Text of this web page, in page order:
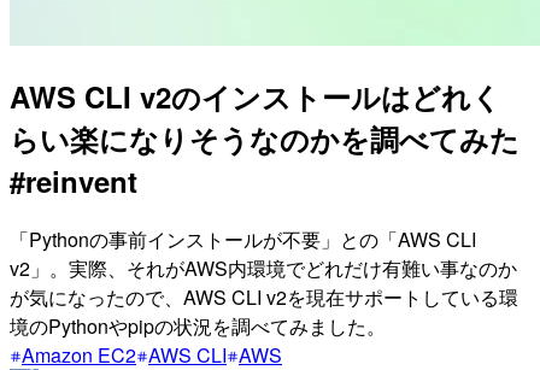
AWS CLI v2のインストールはどれく
らい楽になりそうなのかを調べてみた
#reinvent
「Pythonの事前インストールが不要」との「AWS CLI
v2」。実際、それがAWS内環境でどれだけ有難い事なのか
が気になったので、AWS CLI v2を現在サポートしている環
境のPythonやpipの状況を調べてみました。
Amazon EC2 AWS CLI AWS